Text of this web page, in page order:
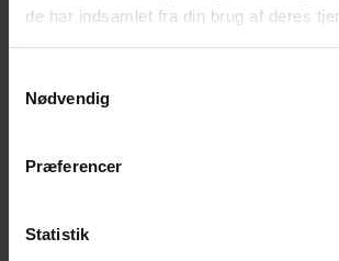
de har indsamlet fra din brug af deres
Nødvendig
Præferencer
Statistik